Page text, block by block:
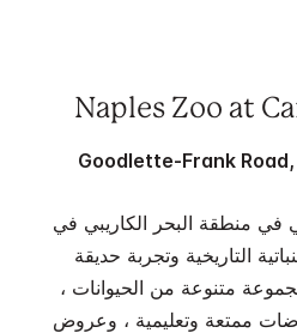
Naples Zoo at
في منطقة البحر الكاريبي في
التاريخية وتجربة حديقة
متنوعة من الحيوانات ،
ممتعة وتعليمية ، وعروض